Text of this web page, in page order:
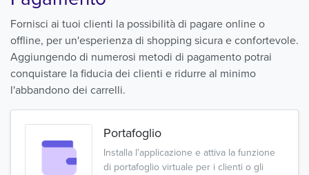
Fornisci ai tuoi clienti la possibilità di pagare online o
offline, per un'esperienza di shopping sicura e confortevole.
Aggiungendo di numerosi metodi di pagamento potrai
conquistare la fiducia dei clienti e ridurre al minimo
l'abbandono dei carrelli.
Portafoglio
Installa l'applicazione e attiva la funzione
di portafoglio virtuale per i clienti o gli